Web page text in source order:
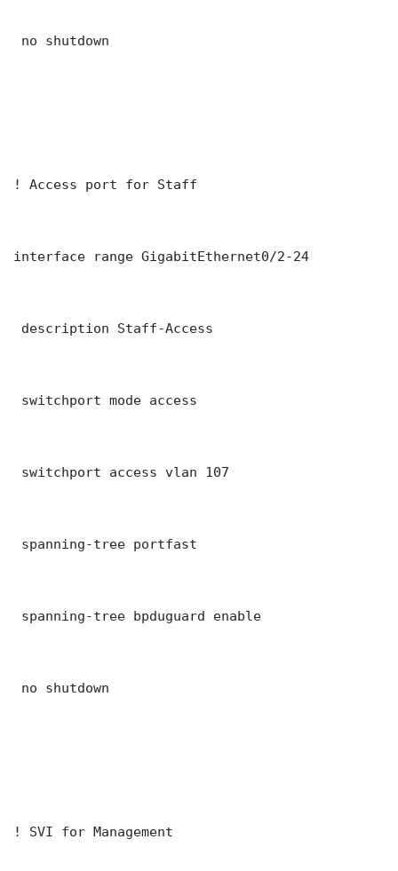
no shutdown
! Access port for Staff
interface range GigabitEthernet0/2-24
description Staff-Access
switchport mode access
switchport access vlan 107
spanning-tree portfast
spanning-tree bpduguard enable
no shutdown
! SVI for Management